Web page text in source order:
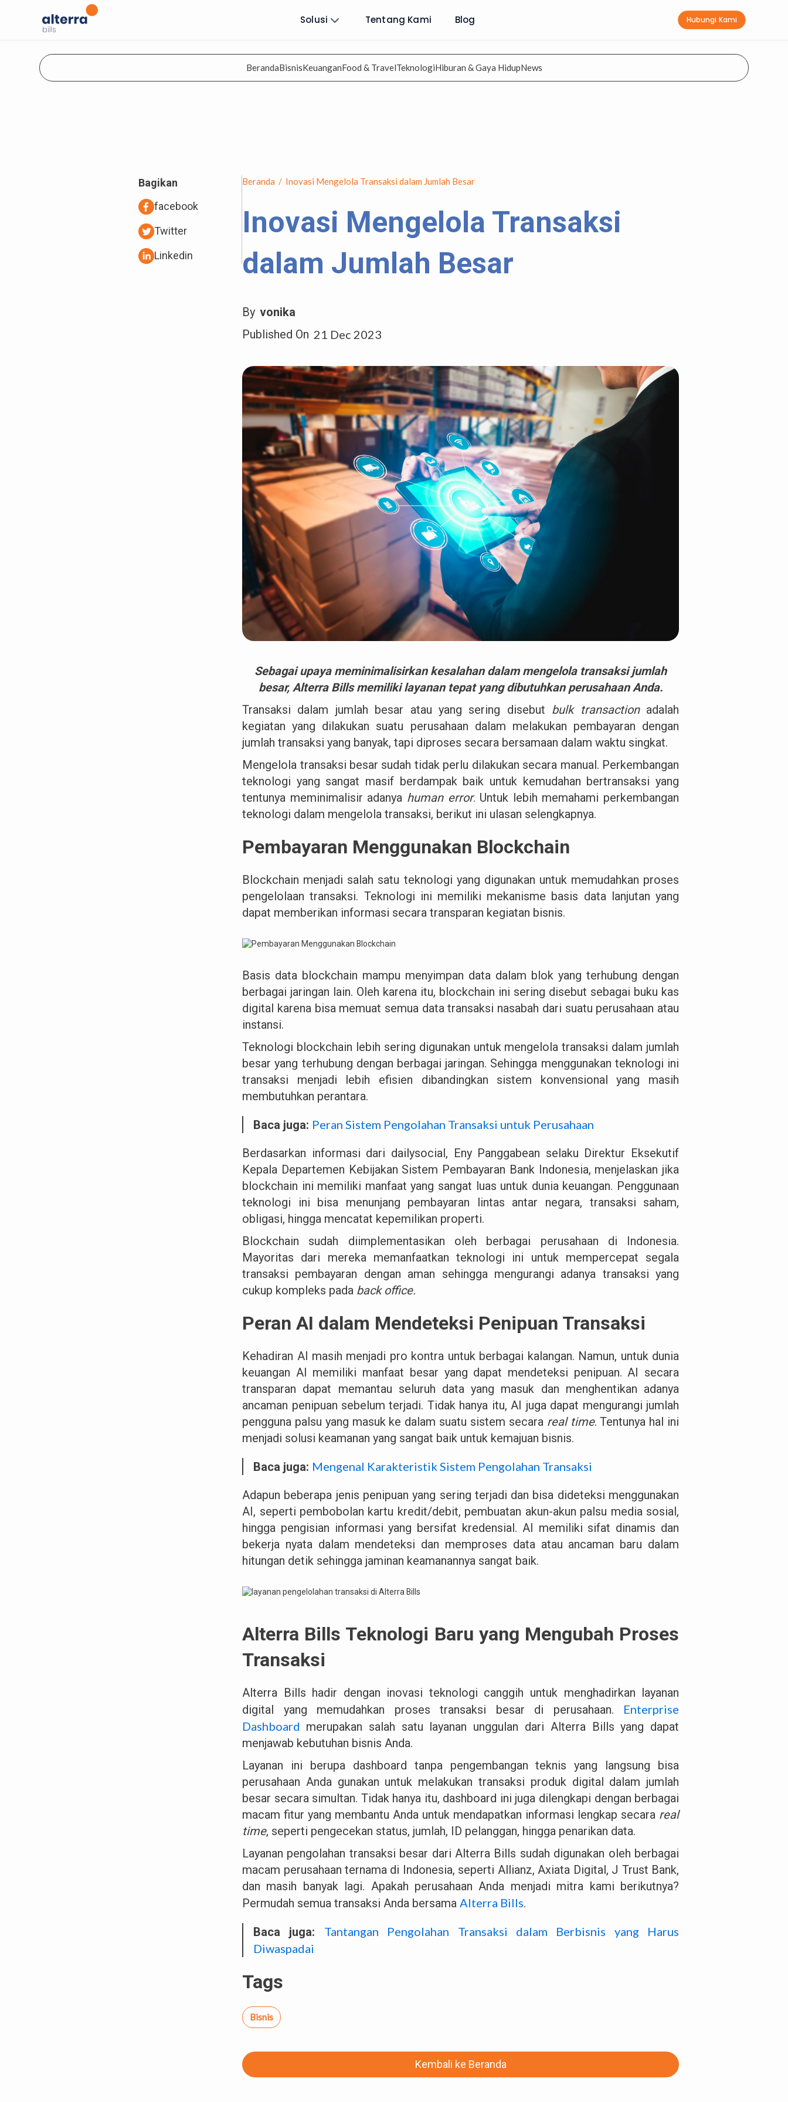
Solusi Tentang Kami Blog Hubungi Kami
BerandaBisnisKeuanganFood & TravelTeknologiHiburan & Gaya HidupNews
Bagikan
facebook
Twitter
Linkedin
Beranda / Inovasi Mengelola Transaksi dalam Jumlah Besar
Inovasi Mengelola Transaksi
dalam Jumlah Besar
By vonika
Published On 21 Dec 2023
Sebagai upaya meminimalisirkan kesalahan dalam mengelola transaksi jumlah
besar, Alterra Bills memiliki layanan tepat yang dibutuhkan perusahaan Anda.
Transaksi dalam jumlah besar atau yang sering disebut bulk transactionadalah
kegiatan yang dilakukan suatu perusahaan dalam melakukan pembayaran dengan
jumlah transaksi yang banyak, tapi diproses secara bersamaan dalam waktu singkat.
Mengelola transaksi besar sudah tidak perlu dilakukan secara manual. Perkembangan
teknologi yang sangat masif berdampak baik untuk kemudahan bertransaksi yang
tentunya meminimalisir adanya human error. Untuk lebih memahami perkembangan
teknologi dalam mengelola transaksi, berikut ini ulasan selengkapnya.
Pembayaran Menggunakan Blockchain
Blockchain menjadi salah satu teknologi yang digunakan untuk memudahkan proses
pengelolaan transaksi. Teknologi ini memiliki mekanisme basis data lanjutan yang
dapat memberikan informasi secara transparan kegiatan bisnis.
Basis data blockchain mampu menyimpan data dalam blok yang terhubung dengan
berbagai jaringan lain. Oleh karena itu, blockchain ini sering disebut sebagai buku kas
digital karena bisa memuat semua data transaksi nasabah dari suatu perusahaan atau
instansi.
Teknologi blockchain lebih sering digunakan untuk mengelola transaksi dalam jumlah
besar yang terhubung dengan berbagai jaringan. Sehingga menggunakan teknologi ini
transaksi menjadi lebih efisien dibandingkan sistem konvensional yang masih
membutuhkan perantara.
Baca juga: Peran Sistem Pengolahan Transaksi untuk Perusahaan
Berdasarkan informasi dari dailysocial, Eny Panggabean selaku Direktur Eksekutif
Kepala Departemen Kebijakan Sistem Pembayaran Bank Indonesia, menjelaskan jika
blockchain ini memiliki manfaat yang sangat luas untuk dunia keuangan. Penggunaan
teknologi ini bisa menunjang pembayaran lintas antar negara, transaksi saham,
obligasi, hingga mencatat kepemilikan properti.
Blockchain sudah diimplementasikan oleh berbagai perusahaan di Indonesia.
Mayoritas dari mereka memanfaatkan teknologi ini untuk mempercepat segala
transaksi pembayaran dengan aman sehingga mengurangi adanya transaksi yang
cukup kompleks pada back office.
Peran AI dalam Mendeteksi Penipuan Transaksi
Kehadiran AI masih menjadi pro kontra untuk berbagai kalangan. Namun, untuk dunia
keuangan AI memiliki manfaat besar yang dapat mendeteksi penipuan. AI secara
transparan dapat memantau seluruh data yang masuk dan menghentikan adanya
ancaman penipuan sebelum terjadi. Tidak hanya itu, AI juga dapat mengurangi jumlah
pengguna palsu yang masuk ke dalam suatu sistem secara real time. Tentunya hal ini
menjadi solusi keamanan yang sangat baik untuk kemajuan bisnis.
Baca juga: Mengenal Karakteristik Sistem Pengolahan Transaksi
Adapun beberapa jenis penipuan yang sering terjadi dan bisa dideteksi menggunakan
AI, seperti pembobolan kartu kredit/debit, pembuatan akun-akun palsu media sosial,
hingga pengisian informasi yang bersifat kredensial. AI memiliki sifat dinamis dan
bekerja nyata dalam mendeteksi dan memproses data atau ancaman baru dalam
hitungan detik sehingga jaminan keamanannya sangat baik.
Alterra Bills Teknologi Baru yang Mengubah Proses
Transaksi
Alterra Bills hadir dengan inovasi teknologi canggih untuk menghadirkan layanan
digital yang memudahkan proses transaksi besar di perusahaan. Enterprise
Dashboard merupakan salah satu layanan unggulan dari Alterra Bills yang dapat
menjawab kebutuhan bisnis Anda.
Layanan ini berupa dashboard tanpa pengembangan teknis yang langsung bisa
perusahaan Anda gunakan untuk melakukan transaksi produk digital dalam jumlah
besar secara simultan. Tidak hanya itu, dashboard ini juga dilengkapi dengan berbagai
macam fitur yang membantu Anda untuk mendapatkan informasi lengkap secara real
time, seperti pengecekan status, jumlah, ID pelanggan, hingga penarikan data.
Layanan pengolahan transaksi besar dari Alterra Bills sudah digunakan oleh berbagai
macam perusahaan ternama di Indonesia, seperti Allianz, Axiata Digital, J Trust Bank,
dan masih banyak lagi. Apakah perusahaan Anda menjadi mitra kami berikutnya?
Permudah semua transaksi Anda bersamaAlterra Bills.
Baca juga: Tantangan Pengolahan Transaksi dalam Berbisnis yang Harus
Diwaspadai
Tags
Bisnis
Kembali ke Beranda